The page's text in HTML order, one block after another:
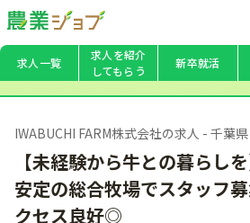
求人一覧
求人を紹介
してもらう
新卒就活
IWABUCHI FARM株式会社の求人 - 千葉県
【未経験から牛との暮らし
安定の総合牧場でスタッフ
クセス良好◎